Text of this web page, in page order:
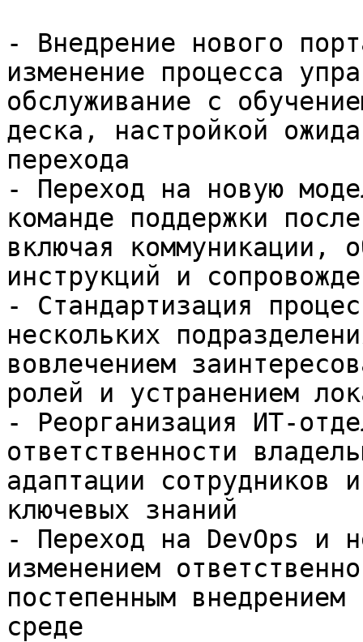
- Внедрение нового
изменение процесса
обслуживание с
деска, настройкой
перехода
- Переход на новую
команде поддержки
включая коммуникации,
инструкций и
- Стандартизация
нескольких
вовлечением
ролей и устранением
- Реорганизация ИТ-
ответственности
адаптации сотрудников
ключевых знаний
- Переход на DevOps и
изменением
постепенным
среде